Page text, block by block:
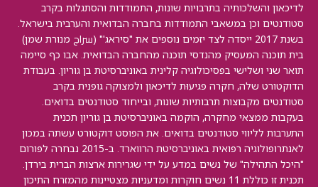
לדיכאון והשלכותיה בתרבויות שונות, התמודדות והסתגלות בקרב
סטודנטים וכן במשאבי התמודדות בחברה הבדואית והערבית בישראל.
בשנת 2017 ייסדה לצד יזמים נוספים את "סיראג'" (سراج מנורת שמן)
בית תוכנה המעסיק מהנדסי תוכנה מהחברה הבדואית. אבו כף סיימה
תואר שני ושלישי בפסיכולוגיה קלינית באוניברסיטת בן גוריון. בעבודת
הדוקטורט שלה, חקרה פגיעוּת לדיכאון ולמצוקה גופנית בקרב
סטודנטים מקבוצות תרבותיות שונות, ובייחוד סטודנטים בדואים.
בעקבות ממצאי מחקרה, הוקמה באוניברסיטת בן גוריון תכנית
התערבות לליווי סטודנטים בדואים. את הפוסט דוקטורט עשתה במכון
לאנתרופולוגיה רפואית באוניברסיטת הרווארד. ב-2015 נבחרה לפורום
"היכל התהילה" של נשים במדע על ידי שגרירות ארצות הברית בירדן.
תכנית זו כוללת 11 נשים חוקרות ומדעניות מצטיינות מהמזרח התיכון